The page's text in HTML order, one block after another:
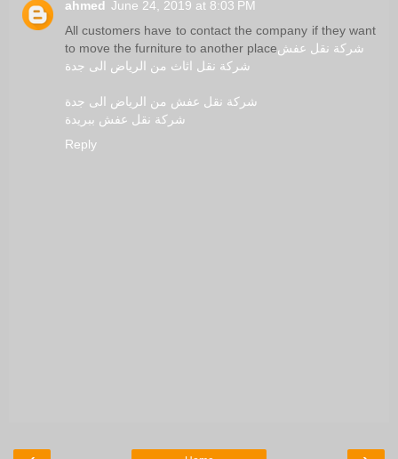
ahmed June 24, 2019 at 8:03 PM
All customers have to contact the company if they want
to move the furniture to another placeشركة نقل عفش
شركة نقل اثاث من الرياض الى جدة
شركة نقل عفش من الرياض الى جدة
شركة نقل عفش ببريدة
Reply